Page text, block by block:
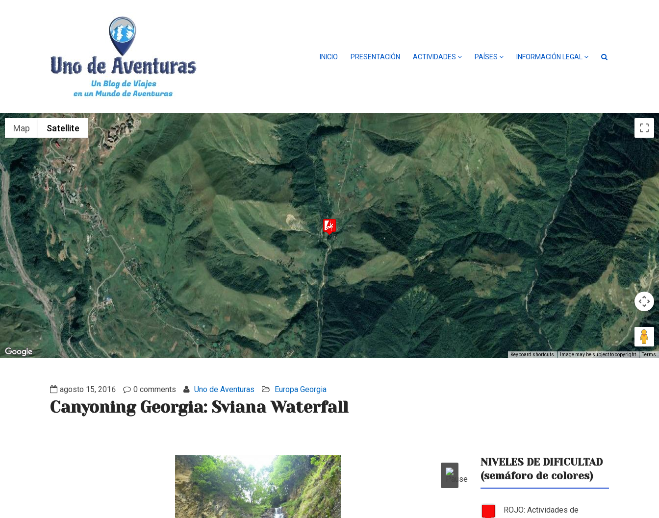
INICIO PRESENTACIÓN ACTIVIDADES PAÍSES INFORMACIÓN LEGAL
Map Satellite
Keyboard shortcuts Image may be subject to copyright Terms
agosto 15, 2016 0 comments Uno de Aventuras Europa Georgia
Canyoning Georgia: Sviana Waterfall
NIVELES DE DIFICULTAD
(semáforo de colores)
ROJO: Actividades de